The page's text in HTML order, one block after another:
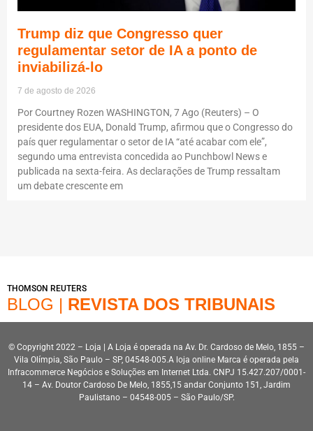
Trump diz que Congresso quer
regulamentar setor de IA a ponto de
inviabilizá-lo
7 de agosto de 2026
Por Courtney Rozen WASHINGTON, 7 Ago (Reuters) – O
presidente dos EUA, Donald Trump, afirmou que o Congresso do
país quer regulamentar o setor de IA “até acabar com ele”,
segundo uma entrevista concedida ao Punchbowl News e
publicada na sexta-feira. As declarações de Trump ressaltam
um debate crescente em
THOMSON REUTERS
BLOG | REVISTA DOS TRIBUNAIS
© Copyright 2022 – Loja | A Loja é operada na Av. Dr. Cardoso de Melo, 1855 –
Vila Olímpia, São Paulo – SP, 04548-005.A loja online Marca é operada pela
Infracommerce Negócios e Soluções em Internet Ltda. CNPJ 15.427.207/0001-
14 – Av. Doutor Cardoso De Melo, 1855,15 andar Conjunto 151, Jardim
Paulistano – 04548-005 – São Paulo/SP.